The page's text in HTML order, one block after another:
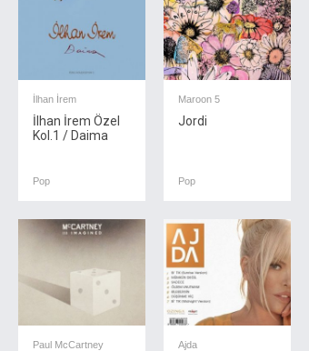
İlhan İrem
İlhan İrem Özel
Kol.1 / Daima
Pop
Maroon 5
Jordi
Pop
Paul McCartney Ajda